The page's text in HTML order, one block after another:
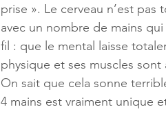
prise ». Le cerveau n’est
avec un nombre de mains
fil : que le mental laisse
physique et ses muscles
On sait que cela sonne
4 mains est vraiment unique